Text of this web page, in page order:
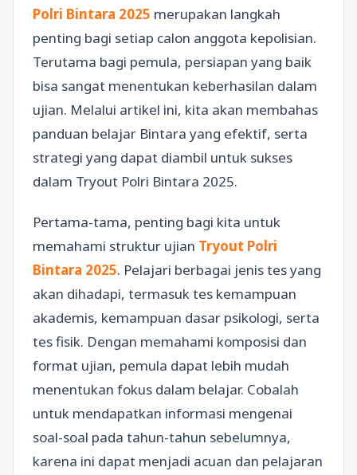
Polri Bintara 2025 merupakan langkah
penting bagi setiap calon anggota kepolisian.
Terutama bagi pemula, persiapan yang baik
bisa sangat menentukan keberhasilan dalam
ujian. Melalui artikel ini, kita akan membahas
panduan belajar Bintara yang efektif, serta
strategi yang dapat diambil untuk sukses
dalam Tryout Polri Bintara 2025.
Pertama-tama, penting bagi kita untuk
memahami struktur ujian Tryout Polri
Bintara 2025. Pelajari berbagai jenis tes yang
akan dihadapi, termasuk tes kemampuan
akademis, kemampuan dasar psikologi, serta
tes fisik. Dengan memahami komposisi dan
format ujian, pemula dapat lebih mudah
menentukan fokus dalam belajar. Cobalah
untuk mendapatkan informasi mengenai
soal-soal pada tahun-tahun sebelumnya,
karena ini dapat menjadi acuan dan pelajaran